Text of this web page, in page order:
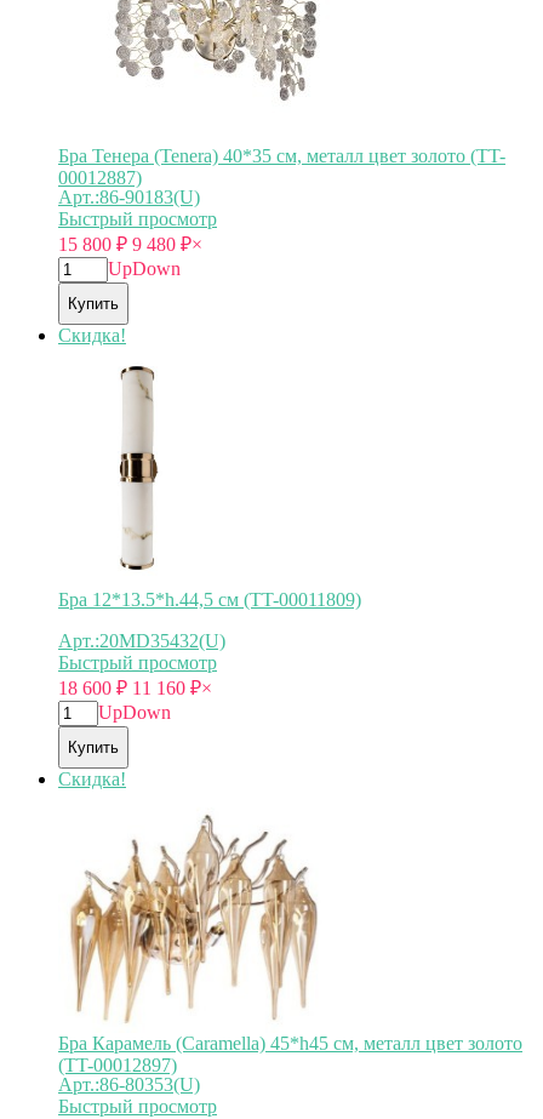
Бра Тенера (Tenera) 40*35 см, металл цвет золото (TT-
00012887)
Арт.:86-90183(U)
Быстрый просмотр
15 800 ₽ 9 480 ₽×
UpDown
Купить
Скидка!
Бра 12*13.5*h.44,5 см (TT-00011809)
Арт.:20MD35432(U)
Быстрый просмотр
18 600 ₽ 11 160 ₽×
UpDown
Купить
Скидка!
Бра Карамель (Caramella) 45*h45 см, металл цвет золото
(TT-00012897)
Арт.:86-80353(U)
Быстрый просмотр